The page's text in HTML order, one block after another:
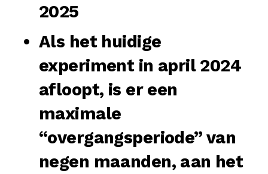
2025
Als het huidige
experiment in april 2024
afloopt, is er een
maximale
“overgangsperiode” van
negen maanden, aan het